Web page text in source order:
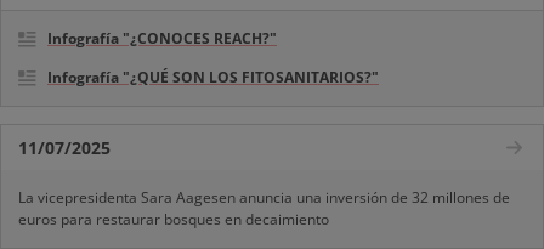
Infografía "¿CONOCES REACH?"
Infografía "¿QUÉ SON LOS FITOSANITARIOS?"
11/07/2025
La vicepresidenta Sara Aagesen anuncia una inversión de 32 millones de
euros para restaurar bosques en decaimiento